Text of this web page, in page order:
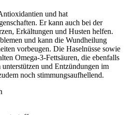
und hat
Er kann auch bei der
Erkältungen und Husten helfen.
und kann die Wundheilung
vorbeugen. Die Haselnüsse sowie
Omega-3-Fettsäuren, die ebenfalls
und Entzündungen im
noch stimmungsaufhellend.